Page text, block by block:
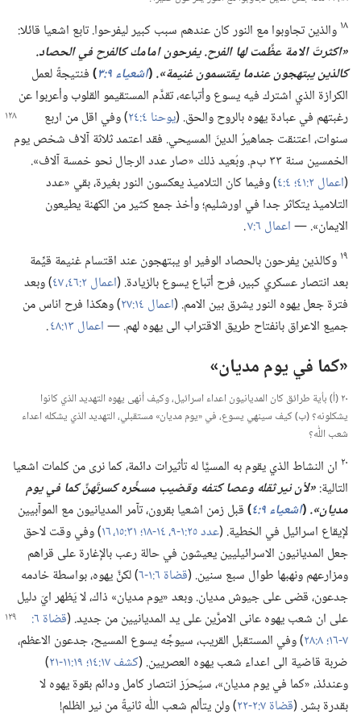
١٨ والذين تجاوبوا مع النور كان عندهم سبب كبير ليفرحوا.‏ تابع اشعيا قائلا:‏
‏«اكثرتَ الامة عظَّمت لها الفرح.‏ يفرحون امامك كالفرح في الحصاد.‏
كالذين يبتهجون عندما يقتسمون غنيمة».‏(‏اشعياء ٩:‏٣ ‏)‏فنتيجةً لعمل
الكرازة الذي اشترك فيه يسوع وأتباعه،‏ تقدَّم المستقيمو القلوب وأعربوا عن
رغبتهم في عبادةيهوه بالروح والحق.‏ (‏يوحنا ٤:‏٢٤
‏)‏ وفي اقل من اربع
سنوات،‏ اعتنقت جماهيرُ الدينَ المسيحي.‏ فقد اعتمد ثلاثة آلاف شخص يوم
الخمسين سنة ٣٣ ب‌م.‏ وبُعيد ذلك «صار عدد الرجال نحو خمسة آلاف».‏
(‏اعمال ٢:‏٤١؛‏
‏)‏ وفيما كان التلاميذ يعكسون النور بغيرة،‏ بقي «عدد
التلاميذ يتكاثر جدا في اورشليم؛‏ وأخذ جمع كثير من الكهنة يطيعون
الايمان».‏ —‏اعمال ٦:‏٧ .‏
١٩ وكالذين يفرحون بالحصاد الوفير او يبتهجون عند اقتسام غنيمة قيِّمة
بعد انتصار عسكري كبير،‏ فرح أتباع يسوع بالزيادة.‏ (‏اعمال ٢:‏​٤٦،‏ ٤٧
‏)‏ وبعد
فترة جعل يهوه النور يشرق بين الامم.‏ (‏اعمال ١٤:‏٢٧
‏)‏ وهكذا فرح اناس من
جميع الاعراق بانفتاح طريق الاقتراب الى يهوه لهم.‏ —‏اعمال ١٣:‏٤٨ .‏
‏«كما في يوم مديان»‏
٢٠ (‏أ)‏ بأية طرائق كان المديانيون اعداء اسرائيل،‏ وكيف أنهى يهوه التهديد الذي كانوا
يشكلونه؟‏ (‏ب)‏ كيف سينهي يسوع،‏ في «يوم مديان» مستقبلي،‏ التهديد الذي يشكله اعداء
شعب اللّٰه؟‏
٢٠ ان النشاط الذي يقوم به المسيَّا له تأثيرات دائمة،‏ كما نرى من كلمات اشعيا
التالية:‏‏«لأن نير ثقله وعصا كتفه وقضيب مسخِّره كسرتَهنَّ كما في يوم
مديان».‏(‏اشعياء ٩:‏٤ ‏)‏قبل زمن اشعيا بقرون،‏ تآ‌مر المديانيون مع الموآبيين
لإيقاع اسرائيل في الخطية.‏ (‏عدد ٢٥:‏​١-‏٩،‏
‏)‏ وفي وقت لاحق
جعل المديانيون الاسرائيليين يعيشون في حالة رعب بالإغارة على قراهم
ومزارعهم ونهبها طوال سبع سنين.‏ (‏قضاة ٦:‏​١-‏٦
‏)‏ لكنَّ يهوه،‏ بواسطة خادمه
جدعون،‏ قضى على جيوش مديان.‏ وبعد «يوم مديان» ذاك،‏ لا يَظهر ايّ دليل
على ان شعب يهوه عانى الامرَّين على يد المديانيينمن جديد.‏ (‏
٧-‏١٦؛‏
‏)‏ وفي المستقبل القريب،‏ سيوجِّه يسوع المسيح،‏ جدعون الاعظم،‏
ضربة قاضية الى اعداء شعب يهوه العصريين.‏ (‏كشف ١٧:‏١٤؛‏
‏)‏
وعندئذ،‏ «كما في يوم مديان»،‏ سيُحرَز انتصار كامل ودائم بقوة يهوه لا
بقدرة بشر.‏ (‏قضاة ٧:‏​٢-‏٢٢ ‏)‏ ولن يتألم شعب اللّٰه ثانيةً من نير الظلم!‏